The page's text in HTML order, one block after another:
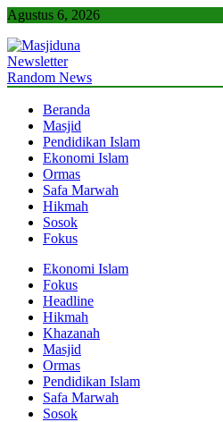
Skip
content
Agustus 6, 2026
Masjiduna
Referensi Berita Islam Indonesia
Newsletter
Random News
Beranda
Masjid
Pendidikan Islam
Ekonomi Islam
Ormas
Safa Marwah
Hikmah
Sosok
Fokus
Ekonomi Islam
Fokus
Headline
Hikmah
Khazanah
Masjid
Ormas
Pendidikan Islam
Safa Marwah
Sosok